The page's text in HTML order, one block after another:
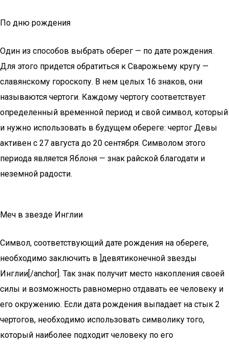
По дню рождения
Один из способов выбрать оберег — по дате рождения.
Для этого придется обратиться к Сварожьему кругу —
славянскому гороскопу. В нем целых 16 знаков, они
называются чертоги. Каждому чертогу соответствует
определенный временной период и свой символ, который
и нужно использовать в будущем обереге: чертог Девы
активен с 27 августа до 20 сентября. Символом этого
периода является Яблоня — знак райской благодати и
неземной радости.
Меч в звезде Инглии
Символ, соответствующий дате рождения на обереге,
необходимо заключить в ]девятиконечной звезды
Инглии[/anchor]. Так знак получит место накопления своей
силы и возможность равномерно отдавать ее человеку и
его окружению. Если дата рождения выпадает на стык 2
чертогов, необходимо использовать символику того,
который наиболее подходит человеку по его